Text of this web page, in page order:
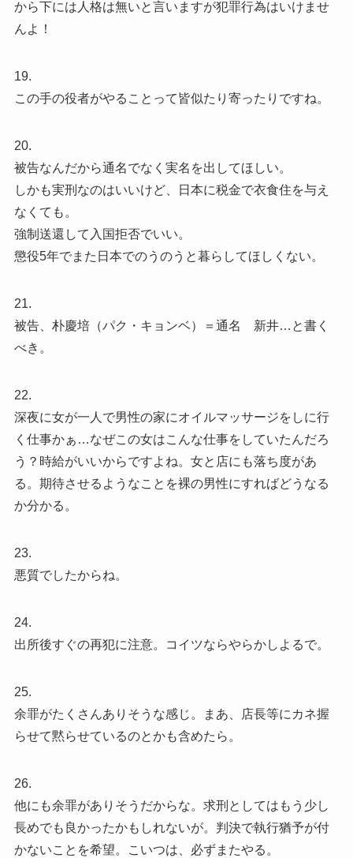
から下には人格は無いと言いますが犯罪行為はいけませ
んよ！
19.
この手の役者がやることって皆似たり寄ったりですね。
20.
被告なんだから通名でなく実名を出してほしい。
しかも実刑なのはいいけど、日本に税金で衣食住を与え
なくても。
強制送還して入国拒否でいい。
懲役5年でまた日本でのうのうと暮らしてほしくない。
21.
被告、朴慶培（パク・キョンベ）＝通名 新井…と書く
べき。
22.
深夜に女が一人で男性の家にオイルマッサージをしに行
く仕事かぁ…なぜこの女はこんな仕事をしていたんだろ
う？時給がいいからですよね。女と店にも落ち度があ
る。期待させるようなことを裸の男性にすればどうなる
か分かる。
23.
悪質でしたからね。
24.
出所後すぐの再犯に注意。コイツならやらかしよるで。
25.
余罪がたくさんありそうな感じ。まあ、店長等にカネ握
らせて黙らせているのとかも含めたら。
26.
他にも余罪がありそうだからな。求刑としてはもう少し
長めでも良かったかもしれないが。判決で執行猶予が付
かないことを希望。こいつは、必ずまたやる。